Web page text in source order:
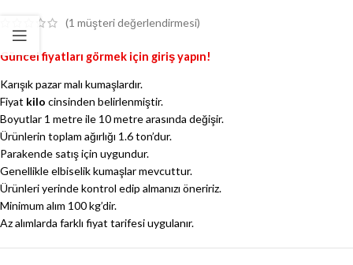
(1 müşteri değerlendirmesi)
Güncel fiyatları görmek için giriş yapın!
Karışık pazar malı kumaşlardır.
Fiyat kilo cinsinden belirlenmiştir.
Boyutlar 1 metre ile 10 metre arasında değişir.
Ürünlerin toplam ağırlığı 1.6 ton’dur.
Parakende satış için uygundur.
Genellikle elbiselik kumaşlar mevcuttur.
Ürünleri yerinde kontrol edip almanızı öneririz.
Minimum alım 100 kg’dir.
Az alımlarda farklı fiyat tarifesi uygulanır.